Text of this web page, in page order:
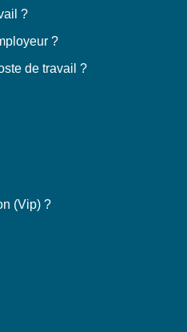
?
?
de travail ?
(Vip) ?